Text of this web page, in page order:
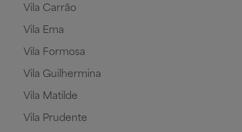
Vila Carrão
Vila Ema
Vila Formosa
Vila Guilhermina
Vila Matilde
Vila Prudente